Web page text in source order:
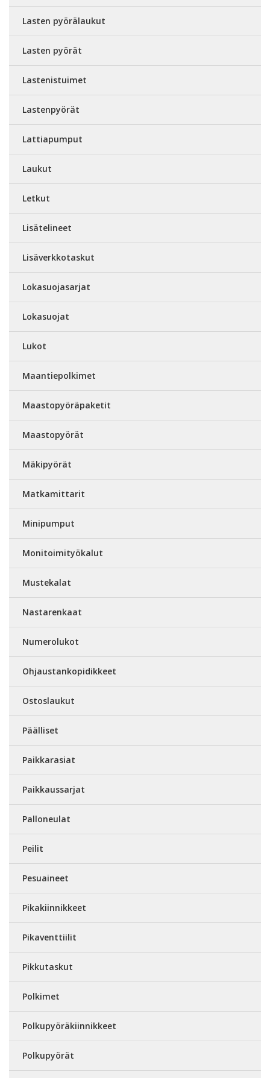
Lasten pyörälaukut
Lasten pyörät
Lastenistuimet
Lastenpyörät
Lattiapumput
Laukut
Letkut
Lisätelineet
Lisäverkkotaskut
Lokasuojasarjat
Lokasuojat
Lukot
Maantiepolkimet
Maastopyöräpaketit
Maastopyörät
Mäkipyörät
Matkamittarit
Minipumput
Monitoimityökalut
Mustekalat
Nastarenkaat
Numerolukot
Ohjaustankopidikkeet
Ostoslaukut
Päälliset
Paikkarasiat
Paikkaussarjat
Palloneulat
Peilit
Pesuaineet
Pikakiinnikkeet
Pikaventtiilit
Pikkutaskut
Polkimet
Polkupyöräkiinnikkeet
Polkupyörät